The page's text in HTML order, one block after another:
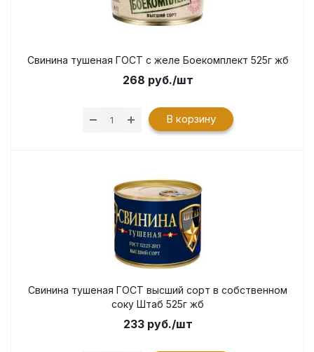
Свинина тушеная ГОСТ с желе Боекомплект 525г жб
268 руб./шт
В корзину
Свинина тушеная ГОСТ высший сорт в собственном
соку Штаб 525г жб
233руб./шт